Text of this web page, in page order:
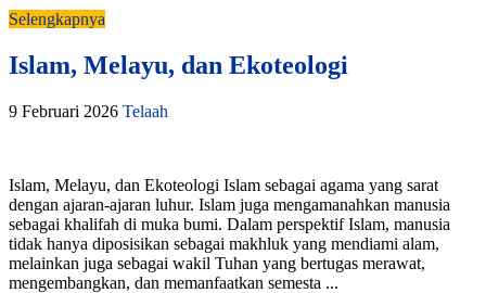
Selengkapnya
Islam, Melayu, dan Ekoteologi
9 Februari 2026 Telaah
Islam, Melayu, dan Ekoteologi Islam sebagai agama yang sarat
dengan ajaran-ajaran luhur. Islam juga mengamanahkan manusia
sebagai khalifah di muka bumi. Dalam perspektif Islam, manusia
tidak hanya diposisikan sebagai makhluk yang mendiami alam,
melainkan juga sebagai wakil Tuhan yang bertugas merawat,
mengembangkan, dan memanfaatkan semesta ...